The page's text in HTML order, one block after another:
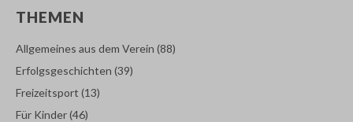
THEMEN
Allgemeines aus dem Verein (88)
Erfolgsgeschichten (39)
Freizeitsport (13)
Für Kinder(46)